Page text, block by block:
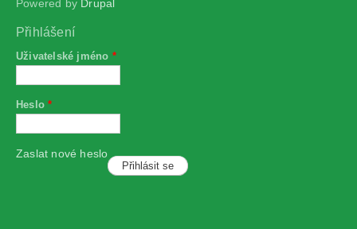
Powered by Drupal
Přihlášení
Uživatelské jméno *
Heslo*
Zaslat nové heslo